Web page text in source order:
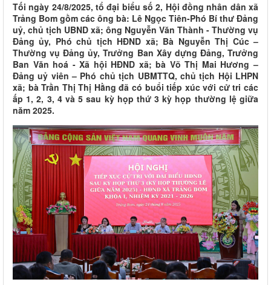
Tối ngày 24/8/2025, tổ đại biểu số 2, Hội đồng nhân dân xã
Trảng Bom gồm các ông bà: Lê Ngọc Tiên-Phó Bí thư Đảng
uỷ, chủ tịch UBND xã; ông Nguyễn Văn Thành - Thường vụ
Đảng ủy, Phó chủ tịch HĐND xã; Bà Nguyễn Thị Cúc –
Thường vụ Đảng ủy, Trưởng Ban Xây dựng Đảng, Trưởng
Ban Văn hoá - Xã hội HĐND xã; bà Võ Thị Mai Hương –
Đảng uỷ viên – Phó chủ tịch UBMTTQ, chủ tịch Hội LHPN
xã; bà Trần Thị Thị Hằng đã có buổi tiếp xúc với cử tri các
ấp 1, 2, 3, 4 và 5 sau kỳ họp thứ 3 kỳ họp thường lệ giữa
năm 2025.